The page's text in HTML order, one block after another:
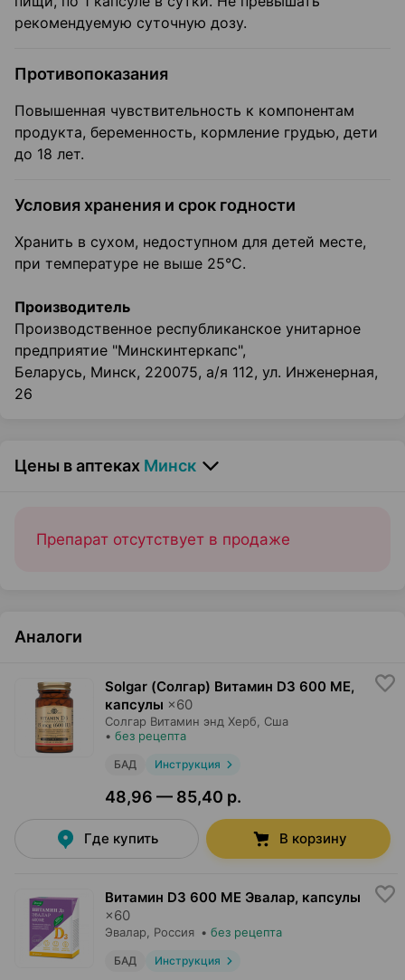
рекомендуемую суточную дозу.
Противопоказания
Повышенная чувствительность к компонентам
продукта, беременность, кормление грудью, дети
до 18 лет.
Условия хранения и срок годности
Хранить в сухом, недоступном для детей месте,
при температуре не выше 25°С.
Производитель
Производственное республиканское унитарное
предприятие "Минскинтеркапс",
Беларусь, Минск, 220075, а/я 112, ул. Инженерная,
26
Цены в аптеках Минск
Препарат отсутствует в продаже
Аналоги
Solgar (Солгар) Витамин D3 600 МЕ,
капсулы ×60
Солгар Витамин энд Херб, Сша
• без рецепта
БАД Инструкция
48,96 — 85,40 р.
Где купить В корзину
Витамин D3 600 ME Эвалар, капсулы
×60
Эвалар, Россия • без рецепта
БАД Инструкция